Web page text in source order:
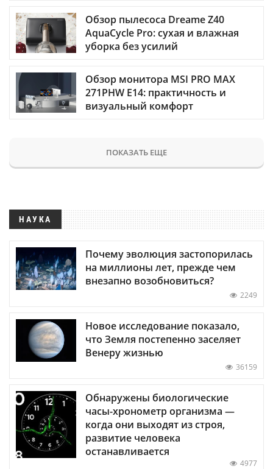
Обзор пылесоса Dreame Z40
AquaCycle Pro: сухая и влажная
уборка без усилий
Обзор монитора MSI PRO MAX
271PHW E14: практичность и
визуальный комфорт
ПОКАЗАТЬ ЕЩЕ
НАУКА
Почему эволюция застопорилась
на миллионы лет, прежде чем
внезапно возобновиться?
2249
Новое исследование показало,
что Земля постепенно заселяет
Венеру жизнью
36159
Обнаружены биологические
часы-хронометр организма —
когда они выходят из строя,
развитие человека
останавливается
4977